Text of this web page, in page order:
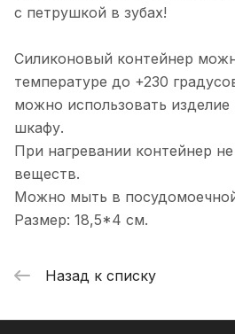
с петрушкой в зубах!
Силиконовый контейнер
температуре до +230
можно использовать
шкафу.
При нагревании контейнер
веществ.
Можно мыть в
Размер: 18,5*4 см.
Назад к списку